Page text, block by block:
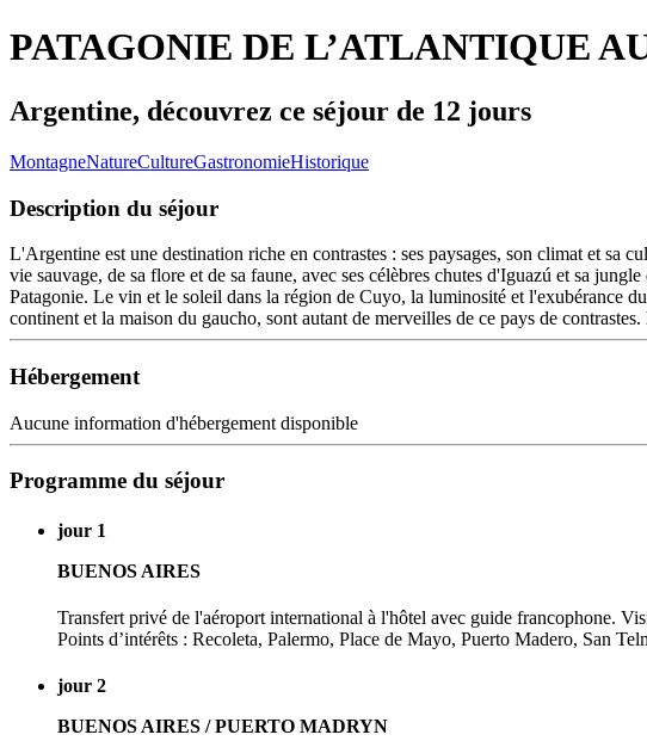
PATAGONIE DE L’ATLANTIQUE
Argentine, découvrez ce séjour de 12 jours
MontagneNatureCultureGastronomieHistorique
Description du séjour
L'Argentine est une destination riche en contrastes : ses paysages, son climat et sa
vie sauvage, de sa flore et de sa faune, avec ses célèbres chutes d'Iguazú et sa
Patagonie. Le vin et le soleil dans la région de Cuyo, la luminosité et l'exubérance
continent et la maison du gaucho, sont autant de merveilles de ce pays de
Hébergement
Aucune information d'hébergement disponible
Programme du séjour
jour 1
BUENOS AIRES
Transfert privé de l'aéroport international à l'hôtel avec guide francophone.
Points d’intérêts : Recoleta, Palermo, Place de Mayo, Puerto Madero, San
jour 2
BUENOS AIRES / PUERTO MADRYN